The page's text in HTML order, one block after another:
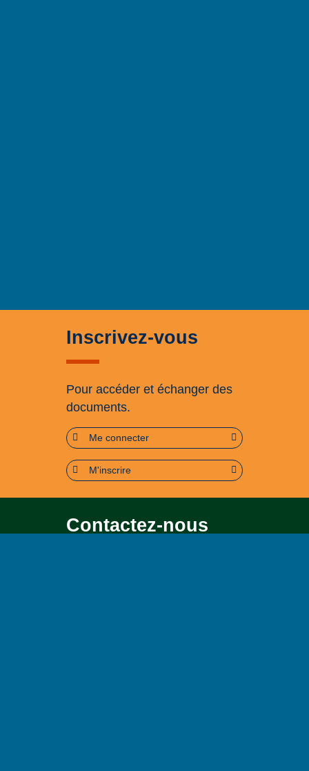
Inscrivez-vous
Pour accéder et échanger des
documents.
Me connecter
M'inscrire
Contactez-nous